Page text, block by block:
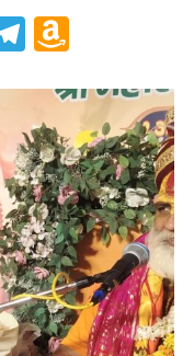
Telegram
List